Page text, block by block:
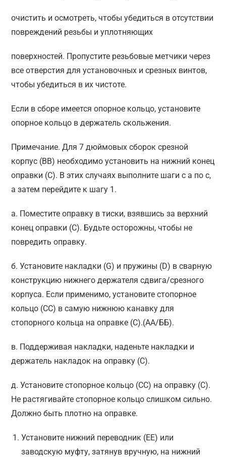
очистить и осмотреть, чтобы убедиться в отсутствии
повреждений резьбы и уплотняющих
поверхностей. Пропустите резьбовые метчики через
все отверстия для установочных и срезных винтов,
чтобы убедиться в их чистоте.
Если в сборе имеется опорное кольцо, установите
опорное кольцо в держатель скольжения.
Примечание. Для 7 дюймовых сборок срезной
корпус (BB) необходимо установить на нижний конец
оправки (C). В этих случаях выполните шаги с а по с,
а затем перейдите к шагу 1.
а. Поместите оправку в тиски, взявшись за верхний
конец оправки (С). Будьте осторожны, чтобы не
повредить оправку.
б. Установите накладки (G) и пружины (D) в сварную
конструкцию нижнего держателя сдвига/срезного
корпуса. Если применимо, установите стопорное
кольцо (CC) в самую нижнюю канавку для
стопорного кольца на оправке (C).(АА/ББ).
в. Поддерживая накладки, наденьте накладки и
держатель накладок на оправку (С).
д. Установите стопорное кольцо (СС) на оправку (С).
Не растягивайте стопорное кольцо слишком сильно.
Должно быть плотно на оправке.
Установите нижний переводник (EE) или
заводскую муфту, затянув вручную, на нижний